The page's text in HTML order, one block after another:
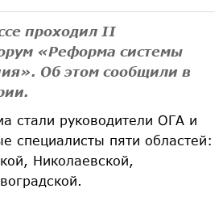
проходил II
«Реформа системы
Об этом сообщили в
стали руководители ОГА и
специалисты пяти областей:
Николаевской,